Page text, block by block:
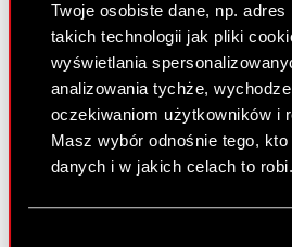
Twoje osobiste dane, np.
takich technologii jak pliki
wyświetlania
analizowania tychże,
oczekiwaniom użytkowników i
Masz wybór odnośnie tego,
danych i w jakich celach to robi.
bieżące i okresowe Zarząd
PROJEKT Spółka Akcyjna z
dalej
PDF
Załącznik - Uchwały
Nadzwyczajnym
Akcjonariuszy
PDF ESPI - RB 12/2023